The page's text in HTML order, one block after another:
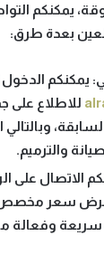
يمكنكم
بعدة طرق:
: يمكنكم الدخول
للاطلاع على
وبالتالي
والترميم.
الاتصال على
عرض سعر
وفعالة